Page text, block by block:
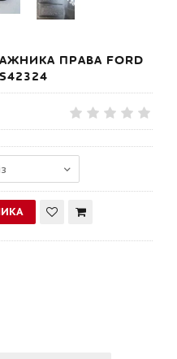
ПРАВА FORD